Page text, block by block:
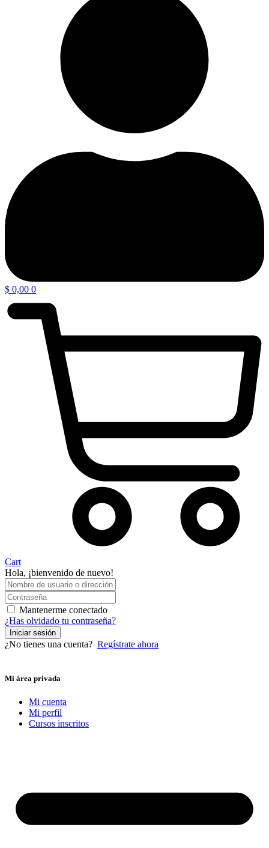
$ 0,00 0
Cart
Hola, ¡bienvenido de nuevo!
Mantenerme conectado
¿Has olvidado tu contraseña?
Iniciar sesión
¿No tienes una cuenta? Regístrate ahora
Mi área privada
Mi cuenta
Mi perfil
Cursos inscritos